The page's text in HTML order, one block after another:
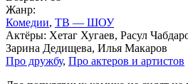
Жанр:
Ко­ме­дии, ТВ — ШОУ
Ак­тё­ры: Хетаг Хугаев, Расул
Зарина Дедищева, Илья Макаров
Про друж­бу, Про ак­те­ров и ар­ти­стов